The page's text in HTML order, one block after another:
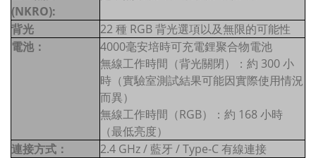
(NKRO):
背光
22 種 RGB 背光選項以及無限的可能性
電池：
4000毫安培時可充電鋰聚合物電池
無線工作時間（背光關閉）：約 300 小
時（實驗室測試結果可能因實際使用情況
而異）
無線工作時間（RGB）：約 168 小時
（最低亮度）
連接方式：
2.4 GHz / 藍牙 / Type-C 有線連接